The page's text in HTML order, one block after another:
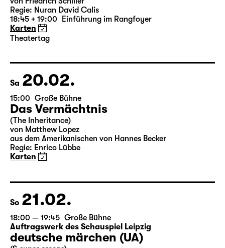
19:30 — 22:35 Große Bühne
Theatertag
Die Jungfrau von Orleans
von Friedrich Schiller
Karten
Theatertag
Sa 20.02.
15:00 Große Bühne
Das Vermächtnis
(The Inheritance)
Regie: Enrico Lübbe
Karten
So 21.02.